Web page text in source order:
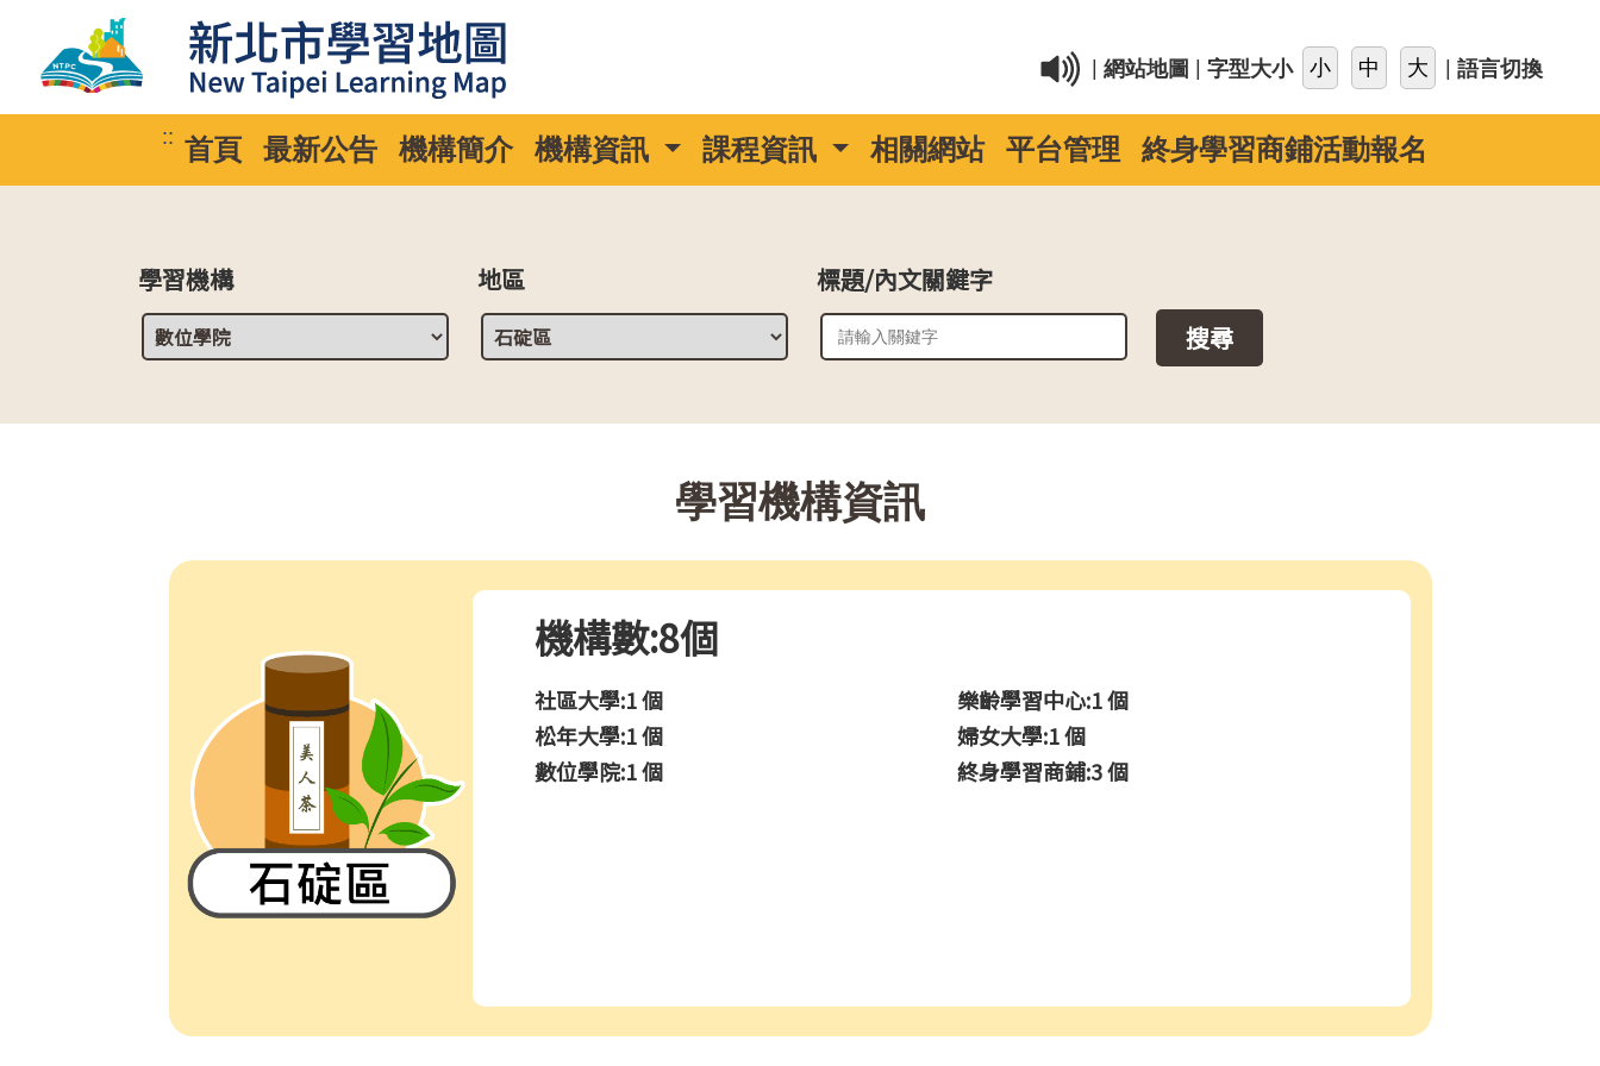
網站地圖 字型大小 語言切換
:: 首頁 最新公告 機構簡介 機構資訊 課程資訊 相關網站 平台管理 終身學習商鋪活動報名
學習機構 地區 標題/內文關鍵字
學習機構資訊
機構數:8個
社區大學:1 個
樂齡學習中心:1 個
松年大學:1 個
婦女大學:1 個
數位學院:1 個
終身學習商鋪:3 個